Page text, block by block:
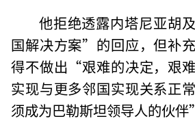
他拒绝透露内塔尼亚胡
国解决方案”的回应，但补
得不做出“艰难的决定，艰
实现与更多邻国实现关系正
须成为巴勒斯坦领导人的伙伴